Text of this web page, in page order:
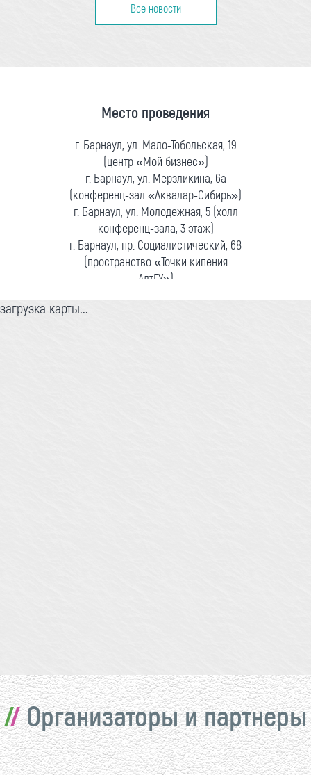
Все новости
Место проведения
г. Барнаул, ул. Мало-Тобольская, 19
(центр «Мой бизнес»)
г. Барнаул, ул. Мерзликина, 6а
(конференц-зал «Аквалар-Сибирь»)
г. Барнаул, ул. Молодежная, 5 (холл
конференц-зала, 3 этаж)
г. Барнаул, пр. Социалистический, 68
(пространство «Точки кипения
АлтГУ»)
загрузка карты...
Организаторы и партнеры